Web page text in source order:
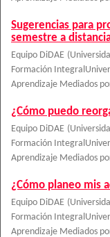
Sugerencias para
semestre a
Equipo DiDAE (
Formación
Aprendizaje Mediados
¿Cómo puedo
Equipo DiDAE (
Formación
Aprendizaje Mediados
¿Cómo planeo mis
Equipo DiDAE (
Formación
Aprendizaje Mediados